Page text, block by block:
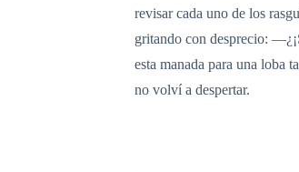
revisar cada uno de los
gritando con desprecio:
esta manada para una loba
no volví a despertar.